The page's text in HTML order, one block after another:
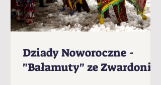
Dziady Noworoczne -
"Bałamuty" ze Zwardonia